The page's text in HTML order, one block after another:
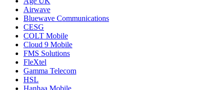
Airwave
Bluewave Communications
CESG
COLT Mobile
Cloud 9 Mobile
FMS Solutions
FleXtel
Gamma Telecom
HSL
Hanhaa Mobile